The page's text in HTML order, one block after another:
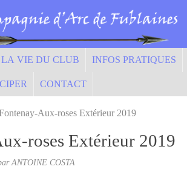
LA VIE DU CLUB INFOS PRATIQUES
CONTACT
Aux-roses Extérieur 2019
roses Extérieur 2019
ANTOINE COSTA
cookies